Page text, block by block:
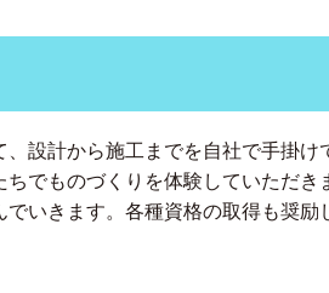
設計から施工までを自社で手掛
でものづくりを体験していただ
いきます。各種資格の取得も奨